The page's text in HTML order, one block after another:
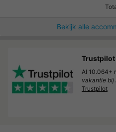
Bekijk alle
Al 10.064+
vakantie bij
Trustpilot